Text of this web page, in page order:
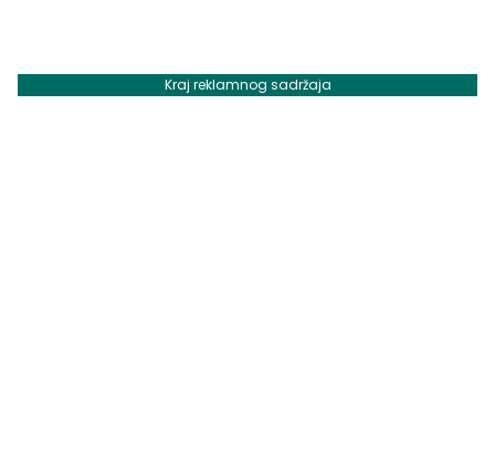
Kraj reklamnog sadržaja